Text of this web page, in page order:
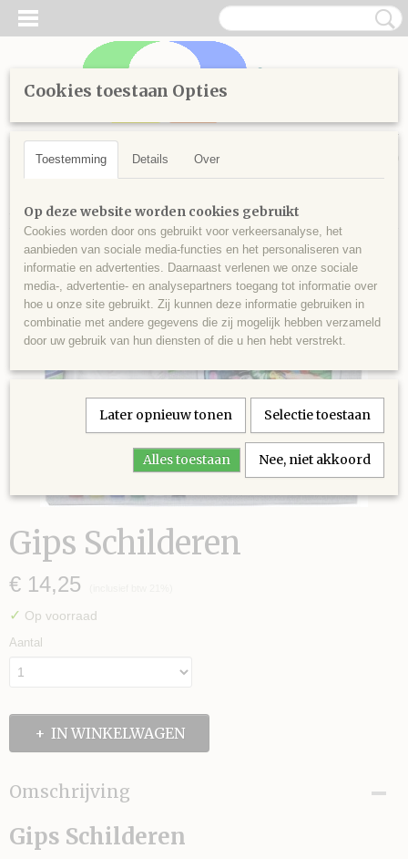
Inloggen Registreren
UW WINKELWAGEN
Home >Kinderen>Creatief> Gips Schilderen
Gips Schilderen
€ 14,25
✓ Op voorraad
Aantal
IN WINKELWAGEN
Omschrijving
Gips Schilderen
Cookies toestaan Opties
Toestemming Details Over
Op deze website worden cookies gebruikt
Cookies worden door ons gebruikt voor verkeersanalyse, het
aanbieden van sociale media-functies en het personaliseren van
informatie en advertenties. Daarnaast verlenen we onze sociale
media-, advertentie- en analysepartners toegang tot informatie over
hoe u onze site gebruikt. Zij kunnen deze informatie gebruiken in
combinatie met andere gegevens die zij mogelijk hebben verzameld
door uw gebruik van hun diensten of die u hen hebt verstrekt.
Later opnieuw tonen Selectie toestaan
Alles toestaan Nee, niet akkoord